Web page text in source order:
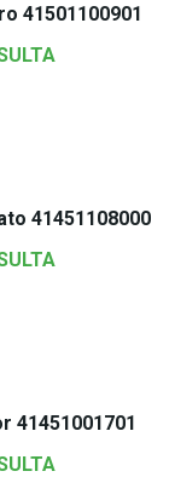
41501100901
41451108000
41451001701